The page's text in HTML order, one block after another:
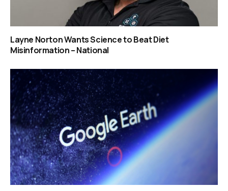
Layne Norton Wants Science to Beat Diet
Misinformation – National